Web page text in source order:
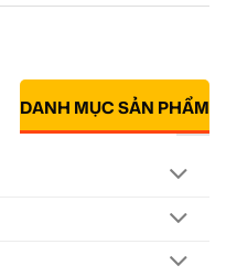
DANH MỤC SẢN PHẨM